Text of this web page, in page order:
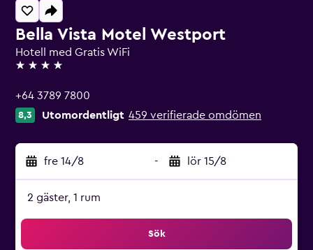
Bella Vista Motel Westport
Hotell med Gratis WiFi
4 stjärnor
+64 3789 7800
8,3 Utomordentligt 459 verifierade omdömen
fre 14/8 - lör 15/8
2 gäster, 1 rum
Sök